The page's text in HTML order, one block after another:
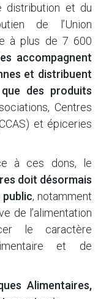
distribution et du
de l’Union
à plus de 7 600
accompagnent
et distribuent
des produits
Centres
et épiceries
à ces dons, le
doit désormais
, notamment
de l’alimentation
le caractère
et de
Alimentaires,